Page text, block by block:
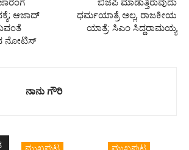
ಆಜಾದ್
ನೋಟಿಸ್
ಬಿಜೆಪಿ ಮಾಡುತ್ತಿರುವುದು
ಧರ್ಮಯಾತ್ರೆ ಅಲ್ಲ, ರಾಜಕೀಯ
ಯಾತ್ರೆ: ಸಿಎಂ ಸಿದ್ದರಾಮಯ್ಯ
ನಾನು ಗೌರಿ